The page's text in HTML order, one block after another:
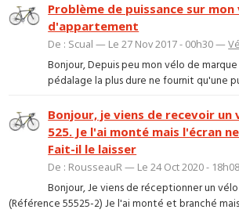
Problème de puissance sur mon
d'appartement
De : Scual — Le 27 Nov 2017 - 00h30 —
Bonjour, Depuis peu mon vélo de
pédalage la plus dure ne fournit qu'une
Bonjour, je viens de recevoir un
525. Je l'ai monté mais l'écran
Fait-il le laisser
De : RousseauR — Le 24 Oct 2020 -
Bonjour, Je viens de réceptionner un vélo
(Référence 55525-2) Je l'ai monté et branché